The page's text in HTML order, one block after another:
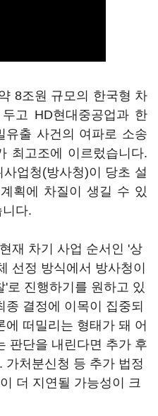
8조원 규모의 한국형 차
고 HD현대중공업과 한
유출 사건의 여파로 소송
최고조에 이르렀습니다.
업청(방사청)이 당초 설
획에 차질이 생길 수 있
다.
재 차기 사업 순서인 '상
선정 방식에서 방사청이
로 진행하기를 원하고 있
결정에 이목이 집중되
떠밀리는 형태가 돼 어
판단을 내린다면 추가 후
가처분신청 등 추가 법정
더 지연될 가능성이 크